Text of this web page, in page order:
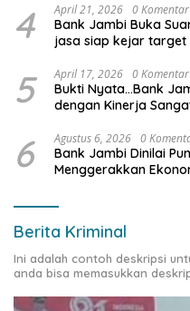
4 April 21, 2026 0 Komentar
Bank Jambi Buka
jasa siap kejar target
5 April 17, 2026 0 Komentar
Bukti Nyata…Bank
dengan Kinerja
6 Agustus 6, 2026 0
Bank Jambi Dinilai
Menggerakkan
Berita Kriminal
Ini adalah contoh deskripsi
anda bisa memasukkan